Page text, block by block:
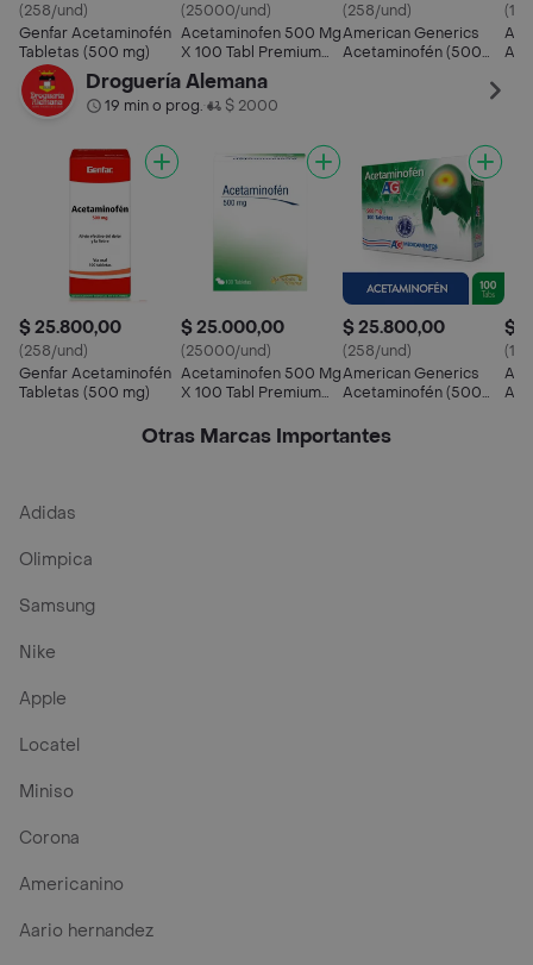
(258/und)
Genfar Acetaminofén
Tabletas (500 mg)
(25000/und)
Acetaminofen 500 Mg
X 100 Tabl Premium
Pharma
(258/und)
American Generics
Acetaminofén (500
Droguería Alemana
19 min o prog.• $ 2000
$ 25.800,00
(258/und)
Genfar Acetaminofén
Tabletas (500 mg)
$ 25.000,00
(25000/und)
Acetaminofen 500 Mg
X 100 Tabl Premium
$ 25.800,00
(258/und)
American Generics
Acetaminofén (500
$
Otras Marcas Importantes
Adidas
Olimpica
Samsung
Nike
Apple
Locatel
Miniso
Corona
Americanino
Aario hernandez